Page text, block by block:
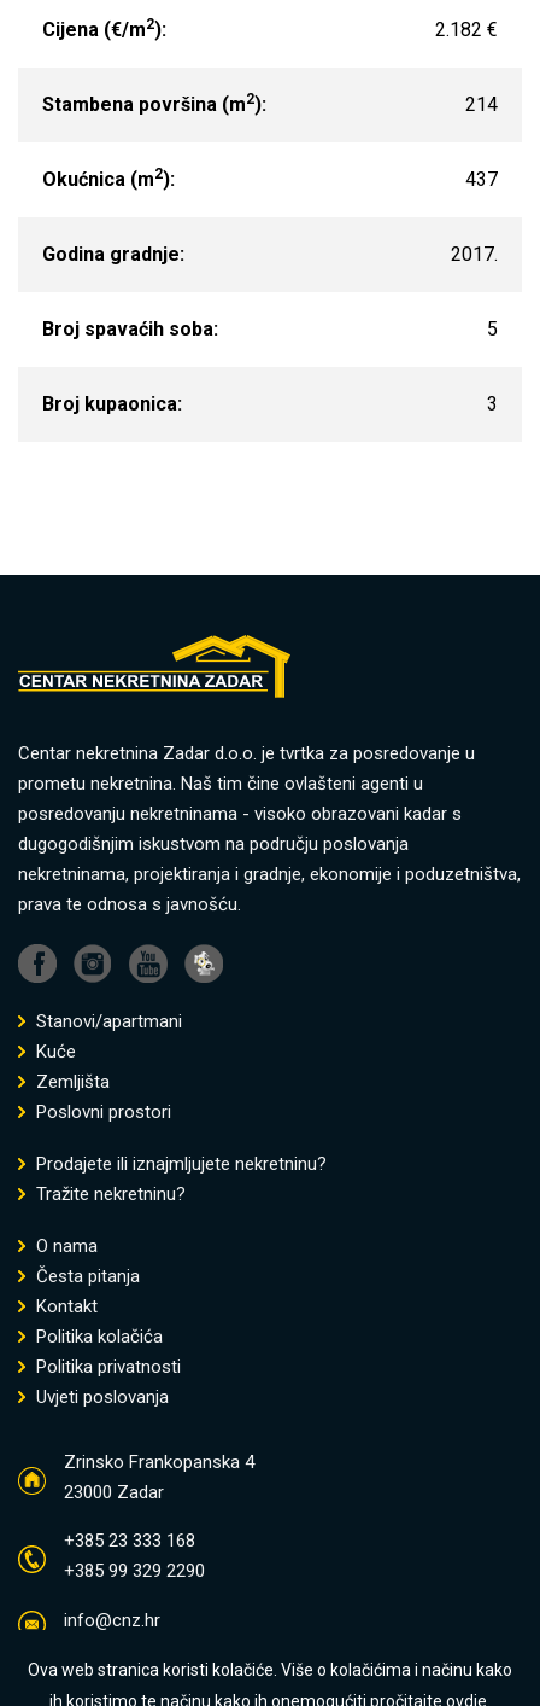
Cijena (€/m2): 2.182 €
Stambena površina (m2): 214
Okućnica (m2): 437
Godina gradnje: 2017.
Broj spavaćih soba: 5
Broj kupaonica: 3
Centar nekretnina Zadar d.o.o. je tvrtka za posredovanje u
prometu nekretnina. Naš tim čine ovlašteni agenti u
posredovanju nekretninama - visoko obrazovani kadar s
dugogodišnjim iskustvom na području poslovanja
nekretninama, projektiranja i gradnje, ekonomije i poduzetništva,
prava te odnosa s javnošću.
Stanovi/apartmani
Kuće
Zemljišta
Poslovni prostori
Prodajete ili iznajmljujete nekretninu?
Tražite nekretninu?
O nama
Česta pitanja
Kontakt
Politika kolačića
Politika privatnosti
Uvjeti poslovanja
Zrinsko Frankopanska 4
23000 Zadar
+385 23 333 168
+385 99 329 2290
info@cnz.hr
Ova web stranica koristi kolačiće. Više o kolačićima i načinu kako
ih koristimo te načinu kako ih onemogućiti pročitajte ovdje.